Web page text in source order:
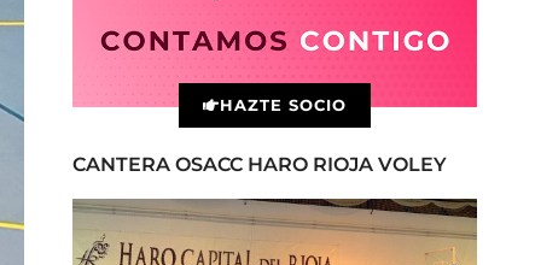
HAZTE SOCIO
CANTERA OSACC HARO RIOJA VOLEY